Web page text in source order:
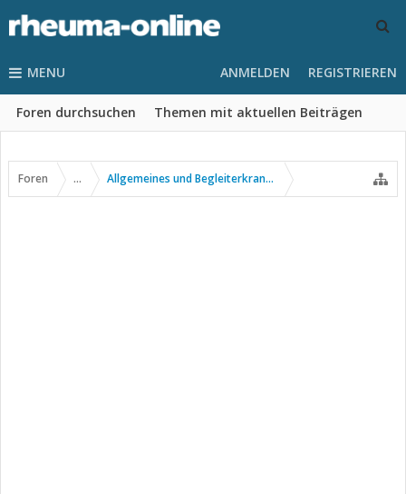
MENU
Foren durchsuchen Themen mit aktuellen Beiträgen
ANMELDEN REGISTRIEREN
Foren ... Allgemeines und Begleiterkrankungen